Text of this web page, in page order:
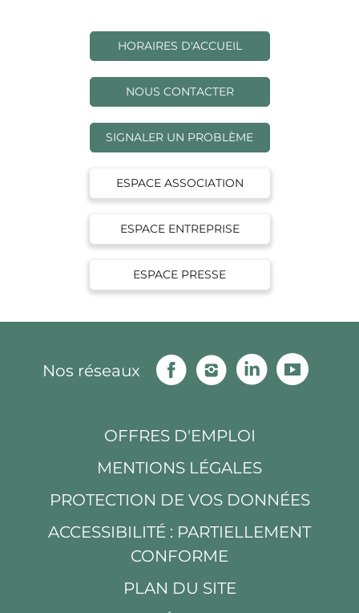
HORAIRES D'ACCUEIL
NOUS CONTACTER
SIGNALER UN PROBLÈME
ESPACE ASSOCIATION
ESPACE ENTREPRISE
ESPACE PRESSE
Nos réseaux
FacebookInstagramLinkedin
OFFRES D'EMPLOI
MENTIONS LÉGALES
PROTECTION DE VOS DONNÉES
ACCESSIBILITÉ : PARTIELLEMENT
CONFORME
PLAN DU SITE